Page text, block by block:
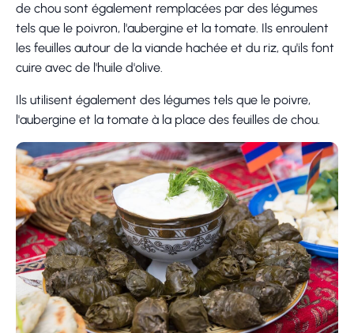
de chou sont également remplacées par des légumes
tels que le poivron, l'aubergine et la tomate. Ils enroulent
les feuilles autour de la viande hachée et du riz, qu'ils font
cuire avec de l'huile d'olive.
Ils utilisent également des légumes tels que le poivre,
l'aubergine et la tomate à la place des feuilles de chou.